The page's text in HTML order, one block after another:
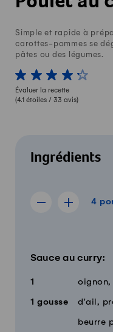
Simple et rapide à
carottes-pommes se
pâtes ou des légumes.
1 von 5 étoiles
2 von 5 étoiles
3 von 5 étoiles
4 von 5 étoiles
5 von 5
Évaluer la recette
(4.1 étoiles / 33 avis)
Ingrédients
4 portions
Afficher la
Afficher
4
Sauce au curry:
1 oignon,
1 gousse d'ail,
beurre